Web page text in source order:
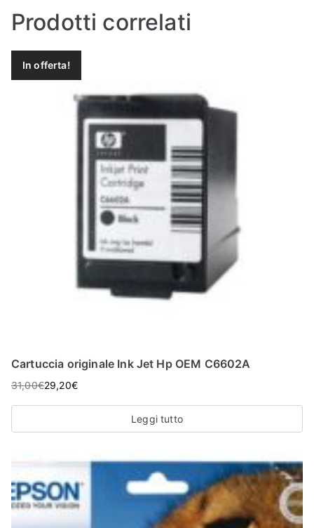
Prodotti correlati
In offerta!
Cartuccia originale Ink Jet Hp OEM C6602A
31,00€29,20€
Leggi tutto